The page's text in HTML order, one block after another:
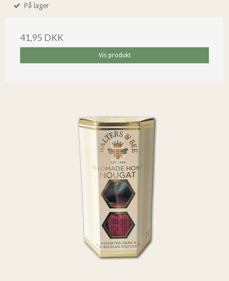
På lager
41,95 DKK
Vis produkt